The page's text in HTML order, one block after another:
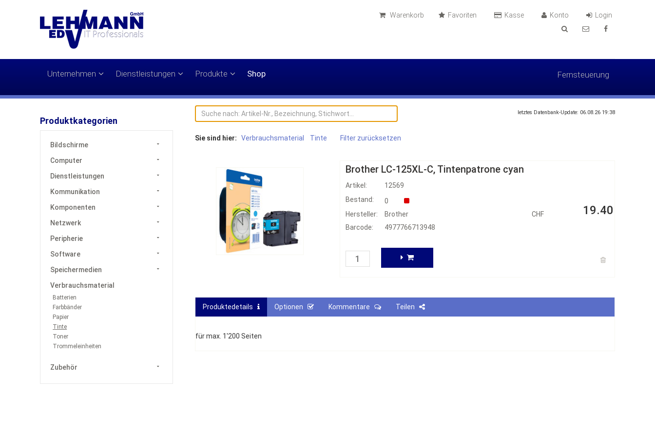
Warenkorb Favoriten Kasse Konto Login
Unternehmen Dienstleistungen Produkte Shop Fernsteuerung
Produktkategorien
Bildschirme
Computer
Dienstleistungen
Kommunikation
Komponenten
Netzwerk
Peripherie
Software
Speichermedien
Verbrauchsmaterial
Batterien
Farbbänder
Papier
Tinte
Toner
Trommeleinheiten
Zubehör
letztes Datenbank-Update: 06.08.26 19:38
Sie sind hier: Verbrauchsmaterial Tinte Filter zurücksetzen
Brother LC-125XL-C, Tintenpatrone cyan
Artikel: 12569
CHF 19.40
Bestand:
0
Hersteller:
Brother
Barcode:
4977766713948
Produktedetails Optionen Kommentare Teilen
für max. 1'200 Seiten